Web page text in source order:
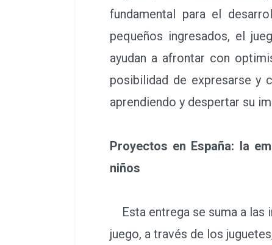
fundamental para el
pequeños ingresados, el
ayudan a afrontar con
posibilidad de expresarse y
aprendiendo y despertar su
Proyectos en España: la
niños
Esta entrega se suma a las
juego, a través de los